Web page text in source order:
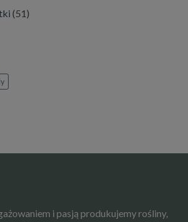
(51)
i pasją produkujemy rośliny,